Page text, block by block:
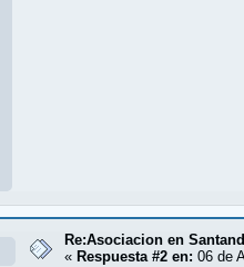
Re:Asociacion en
« Respuesta #2 en: 06 de